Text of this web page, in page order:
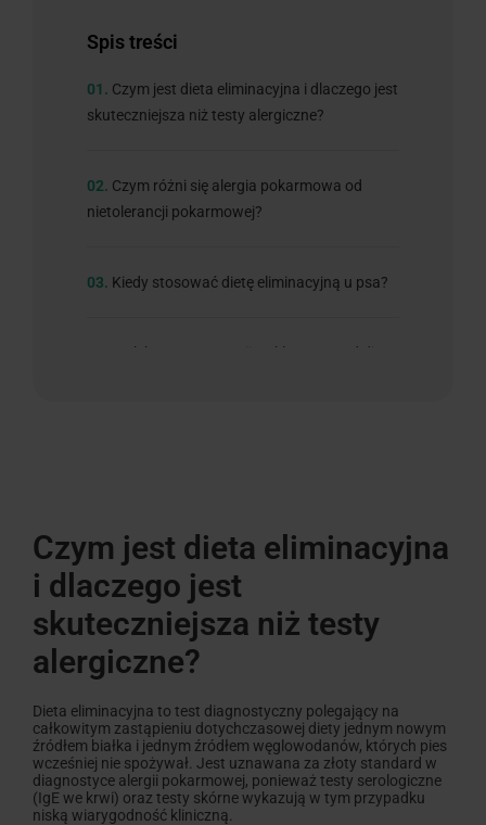
Spis treści
01. Czym jest dieta eliminacyjna i dlaczego jest
skuteczniejsza niż testy alergiczne?
02. Czym różni się alergia pokarmowa od
nietolerancji pokarmowej?
03. Kiedy stosować dietę eliminacyjną u psa?
Co lekarz weterynarii wyklucza przed dietą
porównanie
07. Jak krok po kroku wdrożyć dietę
08.Przechowywanie karmy podczas diety
eliminacyjnej
09.Typowe błędy podczas diety eliminacyjnej
Czym jest dieta eliminacyjna
i dlaczego jest
skuteczniejsza niż testy
alergiczne?
Dieta eliminacyjna to test diagnostyczny polegający na
całkowitym zastąpieniu dotychczasowej diety jednym nowym
źródłem białka i jednym źródłem węglowodanów, których pies
wcześniej nie spożywał. Jest uznawana za złoty standard w
diagnostyce alergii pokarmowej, ponieważ testy serologiczne
(IgE we krwi) oraz testy skórne wykazują w tym przypadku
niską wiarygodność kliniczną.